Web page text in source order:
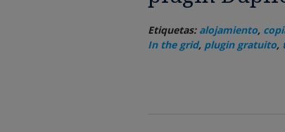
Etiquetas: alojamiento,
In the grid, plugin gratuito,